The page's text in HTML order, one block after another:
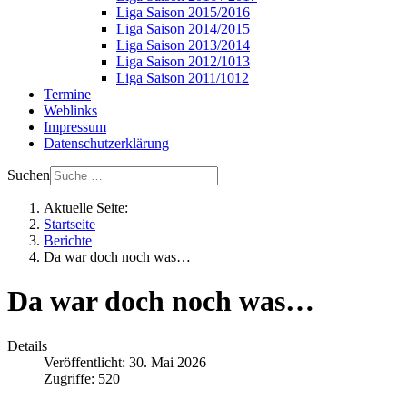
Liga Saison 2015/2016
Liga Saison 2014/2015
Liga Saison 2013/2014
Liga Saison 2012/1013
Liga Saison 2011/1012
Termine
Weblinks
Impressum
Datenschutzerklärung
Suchen
Aktuelle Seite:
Startseite
Berichte
Da war doch noch was…
Da war doch noch was…
Details
Veröffentlicht: 30. Mai 2026
Zugriffe: 520